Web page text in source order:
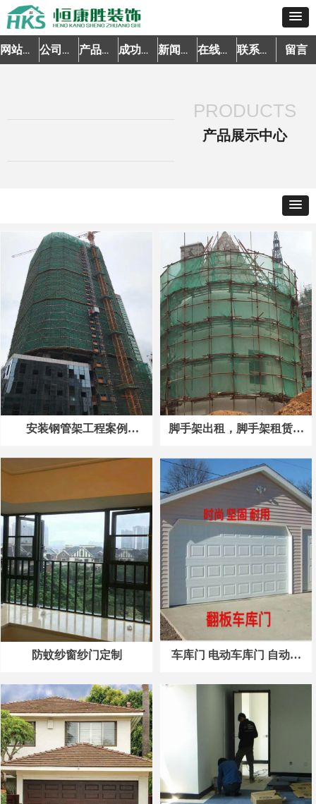
网站首页 公司简介 产品中心 成功案例 新闻资讯 在线预约 联系我们 留言
安装钢管架工程案例
脚手架出租，脚手架租赁，
装修外架施工架工程架出租
搭建
防蚊纱窗纱门定制
车库门 电动车库门 自动车
PRODUCTS
产品展示中心